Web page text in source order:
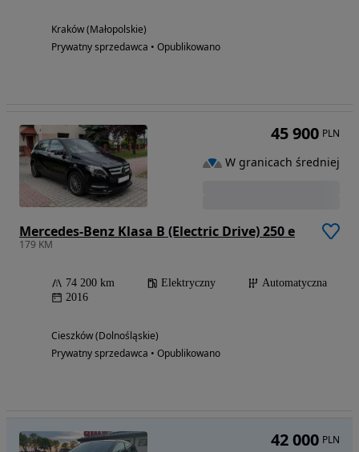
Kraków (Małopolskie)
Prywatny sprzedawca • Opublikowano
Mercedes-Benz Klasa B (Electric Drive) 250 e
179 KM
74 200 km Elektryczny
Automatyczna
2016
Cieszków (Dolnośląskie)
Prywatny sprzedawca • Opublikowano
45 900 PLN
W granicach średniej
42 000 PLN